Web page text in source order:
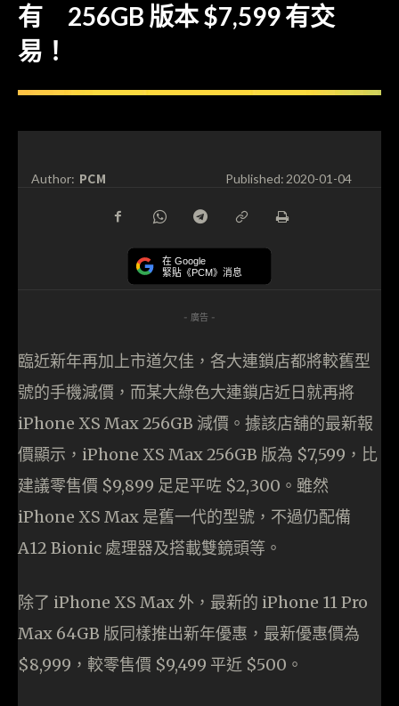
有 256GB 版本 $7,599 有交
易！
Author: PCM Published:2020-01-04
在 Google
緊貼《PCM》消息
- 廣告 -
臨近新年再加上市道欠佳，各大連鎖店都將較舊型
號的手機減價，而某大綠色大連鎖店近日就再將
iPhone XS Max 256GB 減價。據該店舖的最新報
價顯示，iPhone XS Max 256GB 版為 $7,599，比
建議零售價 $9,899 足足平咗 $2,300。雖然
iPhone XS Max 是舊一代的型號，不過仍配備
A12 Bionic 處理器及搭載雙鏡頭等。
除了 iPhone XS Max 外，最新的 iPhone 11 Pro
Max 64GB 版同樣推出新年優惠，最新優惠價為
$8,999，較零售價 $9,499 平近 $500。